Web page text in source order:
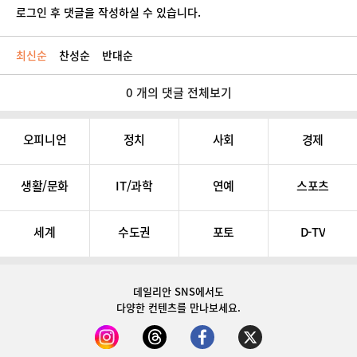
로그인 후 댓글을 작성하실 수 있습니다.
최신순 찬성순 반대순
0 개의 댓글 전체보기
오피니언 정치 사회 경제
생활/문화 IT/과학 연예 스포츠
세계 수도권 포토 D-TV
데일리안 SNS에서도
다양한 컨텐츠를 만나보세요.